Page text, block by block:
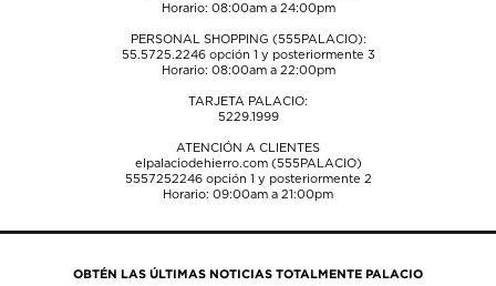
Horario: 08:00am a 24:00pm
PERSONAL SHOPPING (555PALACIO):
55.5725.2246opción 1 y posteriormente 3
Horario: 08:00am a 22:00pm
TARJETA PALACIO:
5229.1999
ATENCIÓN A CLIENTES
elpalaciodehierro.com (555PALACIO)
5557252246opción 1 y posteriormente 2
Horario: 09:00am a 21:00pm
OBTÉN LAS ÚLTIMAS NOTICIAS TOTALMENTE PALACIO